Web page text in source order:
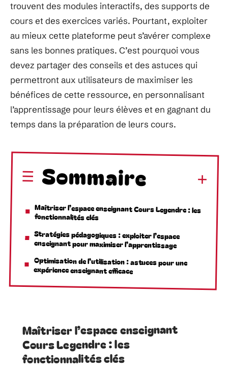
trouvent des modules interactifs, des supports de
cours et des exercices variés. Pourtant, exploiter
au mieux cette plateforme peut s’avérer complexe
sans les bonnes pratiques. C’est pourquoi vous
devez partager des conseils et des astuces qui
permettront aux utilisateurs de maximiser les
bénéfices de cette ressource, en personnalisant
l’apprentissage pour leurs élèves et en gagnant du
temps dans la préparation de leurs cours.
Sommaire
Maîtriser l’espace enseignant Cours Legendre : les
fonctionnalités clés
Stratégies pédagogiques : exploiter l’espace
enseignant pour maximiser l’apprentissage
Optimisation de l’utilisation : astuces pour une
expérience enseignant efficace
Maîtriser l’espace enseignant
Cours Legendre : les
fonctionnalités clés